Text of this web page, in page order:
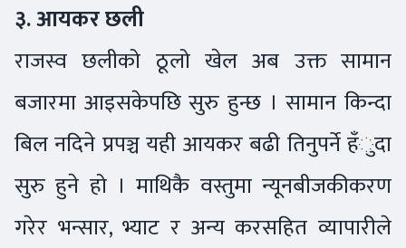
३. आयकर छली
राजस्व छलीको ठूलो खेल अब उक्त सामान
बजारमा आइसकेपछि सुरु हुन्छ । सामान किन्दा
बिल नदिने प्रपञ्च यही आयकर बढी तिनुपर्ने हँुदा
सुरु हुने हो । माथिकै वस्तुमा न्यूनबीजकीकरण
गरेर भन्सार, भ्याट र अन्य करसहित व्यापारीले